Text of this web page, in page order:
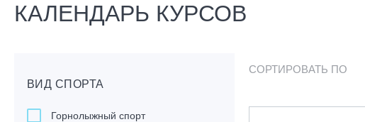
КАЛЕНДАРЬ КУРСОВ
ВИД СПОРТА
Горнолыжный спорт
СОРТИРОВАТЬ ПО